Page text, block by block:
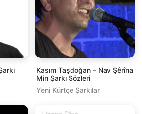
Kasım Taşdoğan – Nav Şêrîna
Min Şarkı Sözleri
Yeni Kürtçe Şarkılar